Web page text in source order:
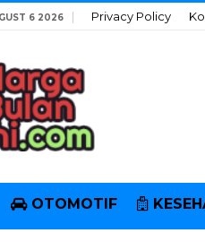
6 2026 Privacy Policy
OTOMOTIF